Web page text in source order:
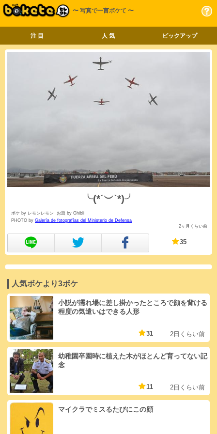
〜 写真で一言ボケて 〜
注 目 人 気 ピックアップ
╰(*´︶`*)╯
ボケ by レモンレモン
お題 by Ghibli
PHOTO by Galería de fotografías del Ministerio de Defensa
2ヶ月くらい前
35
人気ボケより3ボケ
小説が濡れ場に差し掛かったところで顔を背ける
程度の気遣いはできる人形
31 2日くらい前
幼稚園卒園時に植えた木がほとんど育ってない記
念
11 2日くらい前
マイクラでミスるたびにこの顔